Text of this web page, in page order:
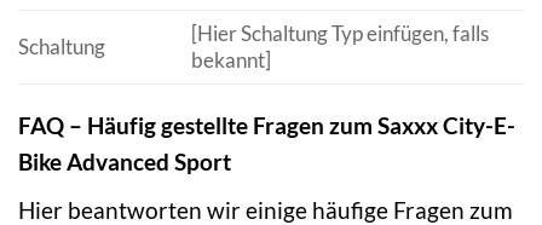
Schaltung
[Hier Schaltung Typ einfügen, falls
bekannt]
FAQ – Häufig gestellte Fragen zum Saxxx City-E-
Bike Advanced Sport
Hier beantworten wir einige häufige Fragen zum